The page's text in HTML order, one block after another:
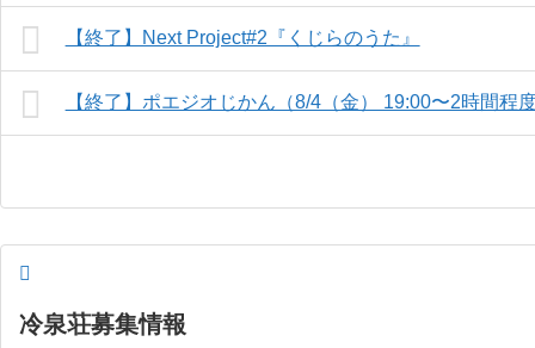
【終了】Next Project#2『くじらのうた』
【終了】ポエジオじかん（8/4（金） 19:00〜2時間程
冷泉荘募集情報